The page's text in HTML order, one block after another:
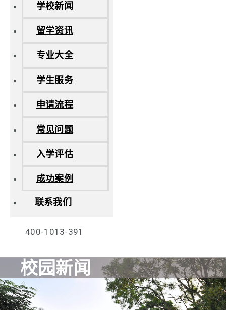
学校新闻
留学资讯
专业大全
学生服务
申请流程
常见问题
入学评估
成功案例
联系我们
400-1013-391
校园新闻